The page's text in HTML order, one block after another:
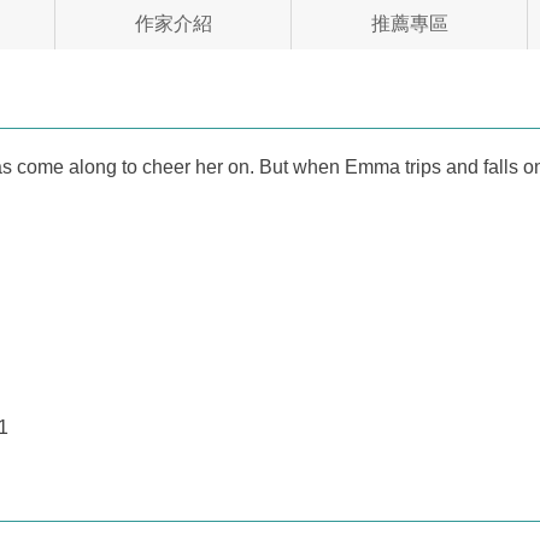
作家介紹 推薦專區
come along to cheer her on. But when Emma trips and falls